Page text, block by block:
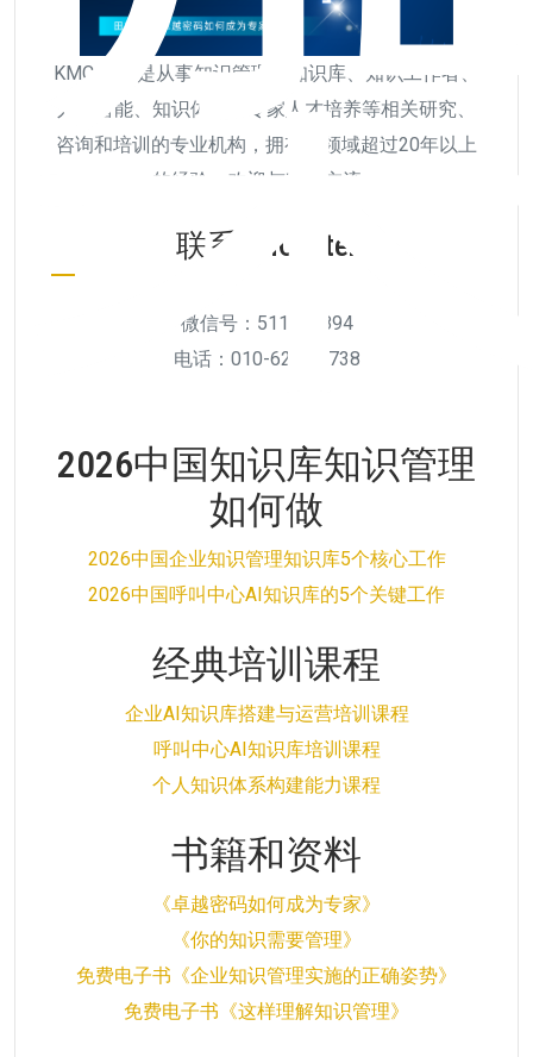
KMCenter是从事知识管理、知识库、知识工作者、
人工智能、知识体系、专家人才培养等相关研究、
咨询和培训的专业机构，拥有该领域超过20年以上
的经验，欢迎与我们交流。
联系KMCenter
微信号：511956894
电话：010-6292 5738
2026中国知识库知识管理
如何做
2026中国企业知识管理知识库5个核心工作
2026中国呼叫中心AI知识库的5个关键工作
经典培训课程
企业AI知识库搭建与运营培训课程
呼叫中心AI知识库培训课程
个人知识体系构建能力课程
书籍和资料
《卓越密码如何成为专家》
《你的知识需要管理》
免费电子书《企业知识管理实施的正确姿势》
免费电子书《这样理解知识管理》